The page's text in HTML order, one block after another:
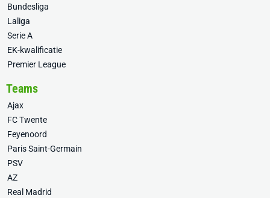
Bundesliga
Laliga
Serie A
EK-kwalificatie
Premier League
Teams
Ajax
FC Twente
Feyenoord
Paris Saint-Germain
PSV
AZ
Real Madrid